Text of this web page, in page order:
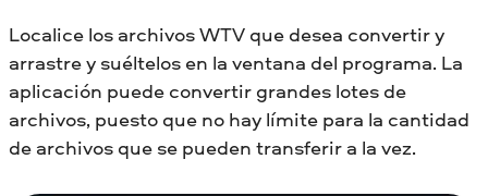
Localice los archivos WTV que desea convertir y
arrastre y suéltelos en la ventana del programa. La
aplicación puede convertir grandes lotes de
archivos, puesto que no hay límite para la cantidad
de archivos que se pueden transferir a la vez.